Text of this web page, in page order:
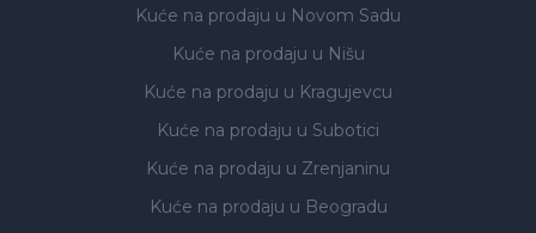
Kuće na prodaju u Novom Sadu
Kuće na prodaju u Nišu
Kuće na prodaju u Kragujevcu
Kuće na prodaju u Subotici
Kuće na prodaju u Zrenjaninu
Kuće na prodaju u Beogradu